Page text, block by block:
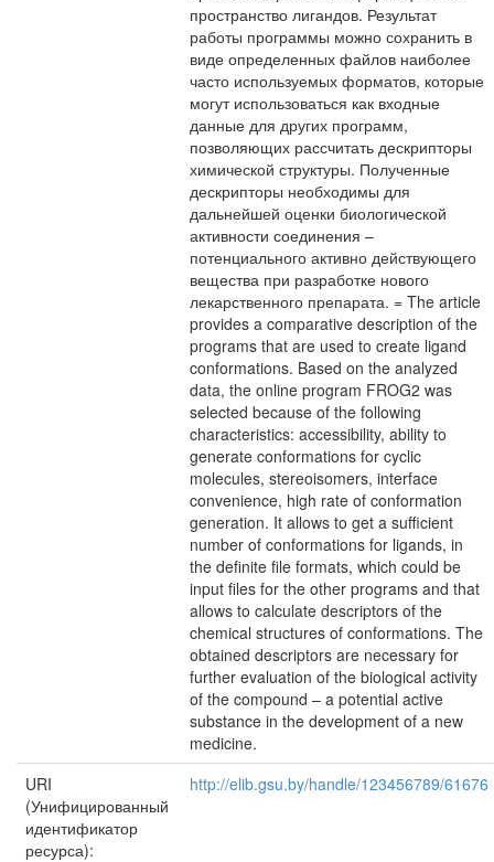
пространство лигандов. Результат
работы программы можно сохранить в
виде определенных файлов наиболее
часто используемых форматов, которые
могут использоваться как входные
данные для других программ,
позволяющих рассчитать дескрипторы
химической структуры. Полученные
дескрипторы необходимы для
дальнейшей оценки биологической
активности соединения –
потенциального активно действующего
вещества при разработке нового
лекарственного препарата. = The article
provides a comparative description of the
programs that are used to create ligand
conformations. Based on the analyzed
data, the online program FROG2 was
selected because of the following
characteristics: accessibility, ability to
generate conformations for cyclic
molecules, stereoisomers, interface
convenience, high rate of conformation
generation. It allows to get a sufficient
number of conformations for ligands, in
the definite file formats, which could be
input files for the other programs and that
allows to calculate descriptors of the
chemical structures of conformations. The
obtained descriptors are necessary for
further evaluation of the biological activity
of the compound – a potential active
substance in the development of a new
medicine.
URI
(Унифицированный
идентификатор
ресурса):
http://elib.gsu.by/handle/123456789/61676